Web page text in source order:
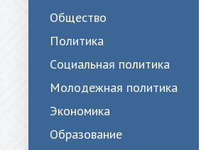
Общество
Политика
Cоциальная политика
Молодежная политика
Экономика
Образование